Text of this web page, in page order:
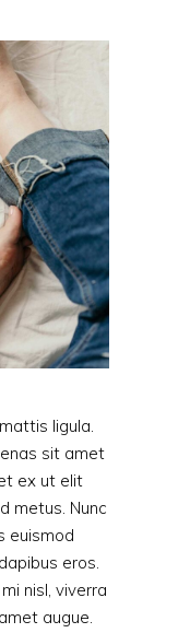
ligula.
sit amet
ex ut elit
metus. Nunc
euismod
eros.
nisl, viverra
augue.